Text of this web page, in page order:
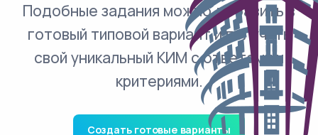
Подобные задания можно добавить в
готовый типовой вариант и получить
свой уникальный КИМ с ответами и
критериями.
Создать готовые варианты